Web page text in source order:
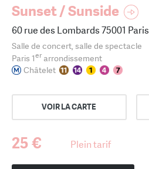
Sunset / Sunside
60 rue des Lombards 75001 Paris
Salle de concert, salle de spectacle
Paris 1erarrondissement
Châtelet
VOIR LA CARTE
25 € Plein tarif